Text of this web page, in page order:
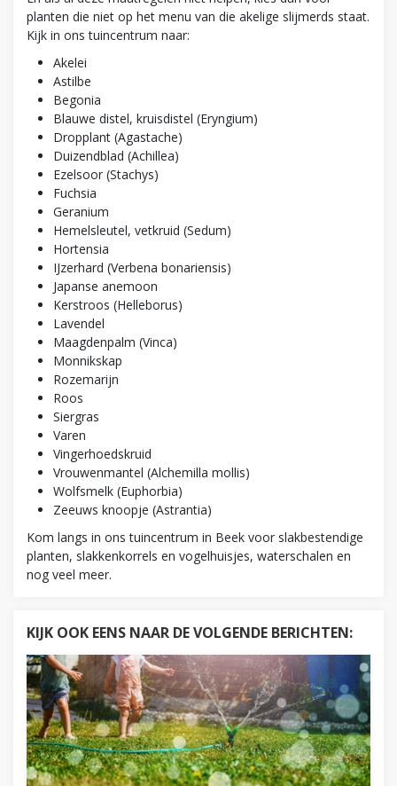
planten die niet op het menu van die akelige slijmerds staat.
Kijk in ons tuincentrum naar:
Akelei
Astilbe
Begonia
Blauwe distel, kruisdistel (Eryngium)
Dropplant (Agastache)
Duizendblad (Achillea)
Ezelsoor (Stachys)
Fuchsia
Geranium
Hemelsleutel, vetkruid (Sedum)
Hortensia
IJzerhard (Verbena bonariensis)
Japanse anemoon
Kerstroos (Helleborus)
Lavendel
Maagdenpalm (Vinca)
Monnikskap
Rozemarijn
Roos
Siergras
Varen
Vingerhoedskruid
Vrouwenmantel (Alchemilla mollis)
Wolfsmelk (Euphorbia)
Zeeuws knoopje (Astrantia)
Kom langs in ons tuincentrum in Beek voor slakbestendige
planten, slakkenkorrels en vogelhuisjes, waterschalen en
nog veel meer.
KIJK OOK EENS NAAR DE VOLGENDE BERICHTEN: